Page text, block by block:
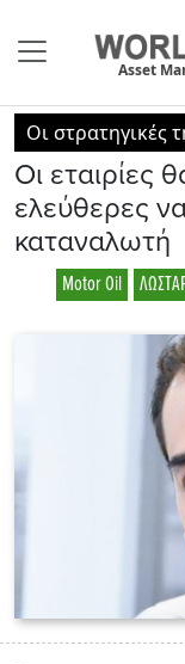
Asset
Οι στρατηγικές
Οι εταιρίες
ελεύθερες
καταναλωτή
Motor Oil